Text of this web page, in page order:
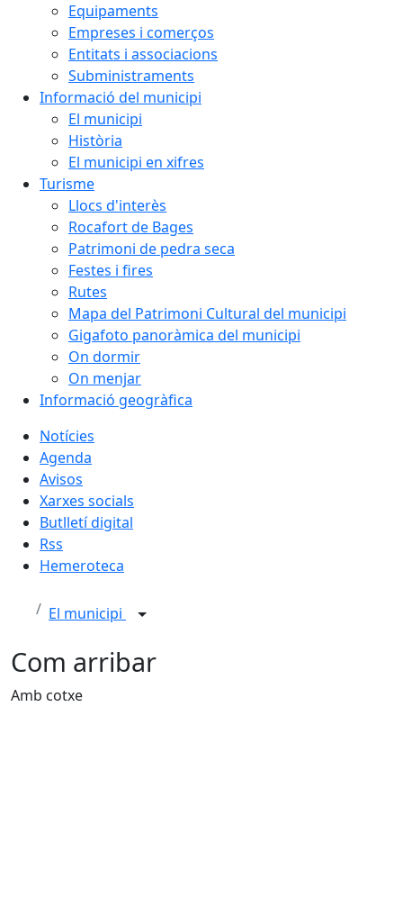
Equipaments
Empreses i comerços
Entitats i associacions
Subministraments
Informació del municipi
El municipi
Història
El municipi en xifres
Turisme
Llocs d'interès
Rocafort de Bages
Patrimoni de pedra seca
Festes i fires
Rutes
Mapa del Patrimoni Cultural del municipi
Gigafoto panoràmica del municipi
On dormir
On menjar
Informació geogràfica
Notícies
Agenda
Avisos
Xarxes socials
Butlletí digital
Rss
Hemeroteca
El municipi
Com arribar
Amb cotxe